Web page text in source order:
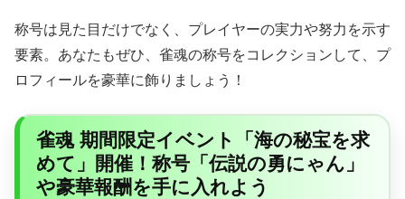
称号は見た目だけでなく、プレイヤーの実力や努力を示す
要素。あなたもぜひ、雀魂の称号をコレクションして、プ
ロフィールを豪華に飾りましょう！
雀魂 期間限定イベント「海の秘宝を求
めて」開催！称号「伝説の勇にゃん」
や豪華報酬を手に入れよう